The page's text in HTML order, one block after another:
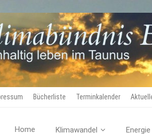
Bücherliste Terminkalender
Home Klimawandel Energie